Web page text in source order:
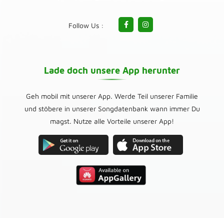
Follow Us :
Lade doch unsere App herunter
Geh mobil mit unserer App. Werde Teil unserer Familie
und stöbere in unserer Songdatenbank wann immer Du
magst. Nutze alle Vorteile unserer App!